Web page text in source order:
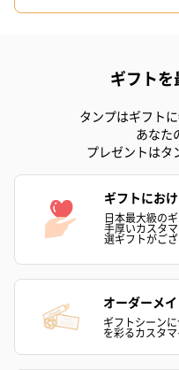
ギフトを
タンプはギフト
あなた
プレゼントはタ
ギフトにお
日本最大級の
手厚いカスタ
選ギフトがござ
オーダーメ
ギフトシーン
を彩るカスタ